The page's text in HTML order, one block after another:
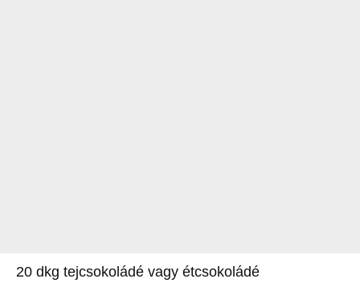
20 dkg tejcsokoládé vagy étcsokoládé